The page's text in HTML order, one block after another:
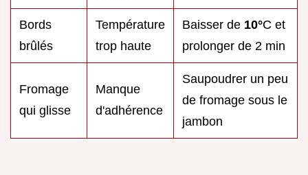
Bords
brûlés
Température
trop haute
Baisser de 10°C et
prolonger de 2 min
Fromage
qui glisse
Manque
d'adhérence
Saupoudrer un peu
de fromage sous le
jambon